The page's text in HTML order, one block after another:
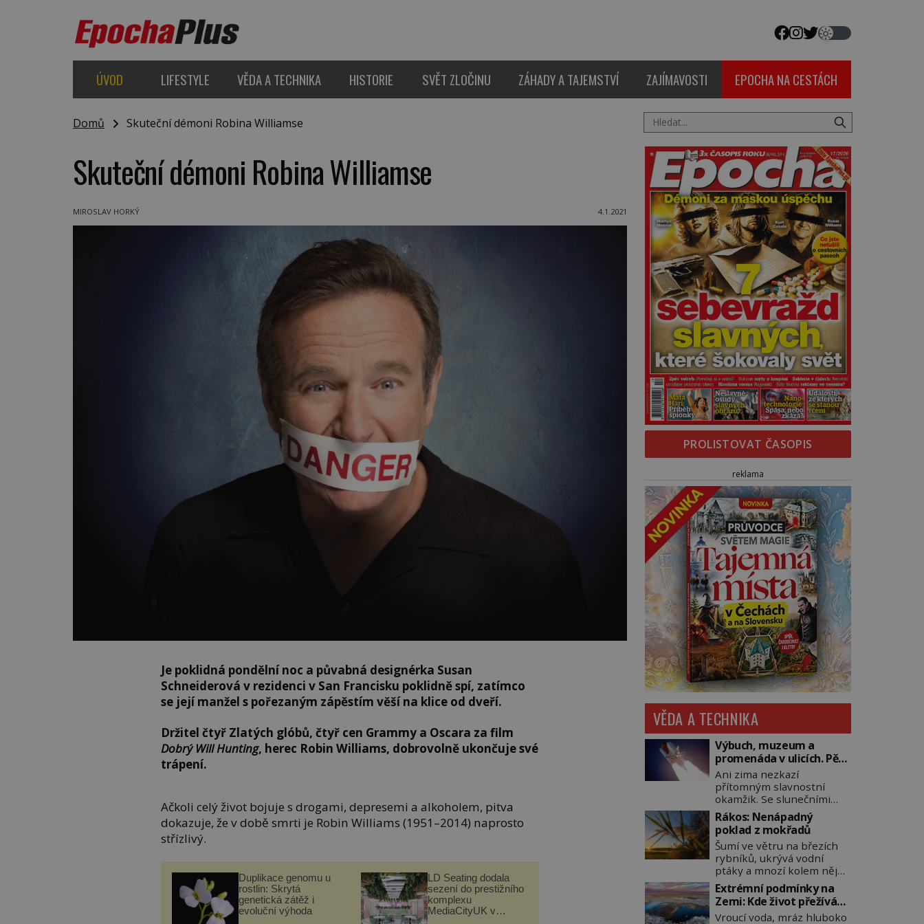
ÚVOD LIFESTYLE VĚDA A TECHNIKA HISTORIE SVĚT ZLOČINU ZÁHADY A TAJEMSTVÍ ZAJÍMAVOSTI EPOCHA NA CESTÁCH
Domů Skuteční démoni Robina Williamse
Skuteční démoni Robina Williamse
MIROSLAV HORKÝ 4.1.2021
Je poklidná pondělní noc a půvabná designérka Susan
Schneiderová v rezidenci v San Francisku poklidně spí, zatímco
se její manžel s pořezaným zápěstím věší na klice od dveří.
Držitel čtyř Zlatých glóbů, čtyř cen Grammy a Oscara za film
Dobrý Will Hunting, herec Robin Williams, dobrovolně ukončuje své
trápení.
Ačkoli celý život bojuje s drogami, depresemi a alkoholem, pitva
dokazuje, že v době smrti je Robin Williams (1951–2014) naprosto
střízlivý.
Duplikace genomu u
rostlin: Skrytá
genetická zátěž i
evoluční výhoda
LD Seating dodala
sezení do prestižního
komplexu
MediaCityUK v
PROLISTOVAT ČASOPIS
reklama
VĚDA A TECHNIKA
Výbuch, muzeum a
promenáda v ulicích. Pět
osudů nejslavnějších
raketoplánů
Ani zima nezkazí
přítomným slavnostní
okamžik. Se slunečními
brýlemi hledí na startující
raketu, která má do
vesmíru vynést kromě
posádky také obyčejnou
učitelku. Po několika
sekundách všem ztuhnou
úsměvy, stroj totiž
exploduje. Jejich
konstrukce není z levného
Rákos: Nenápadný
poklad z mokřadů
Šumí ve větru na březích
rybníků, ukrývá vodní
ptáky a mnozí kolem něj
procházejí bez povšimnutí.
Přesto právě rákos
pomáhal stavět domy,
vyrábět lodě, zapisovat
Extrémní podmínky na
Zemi: Kde život přežívá
navzdory všemu
Vroucí voda, mráz hluboko